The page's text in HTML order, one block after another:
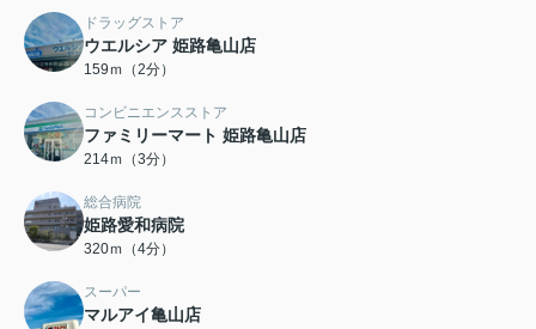
ドラッグストア
ウエルシア 姫路亀山店
159ｍ（2分）
コンビニエンスストア
ファミリーマート 姫路亀山店
214ｍ（3分）
総合病院
姫路愛和病院
320ｍ（4分）
スーパー
マルアイ亀山店